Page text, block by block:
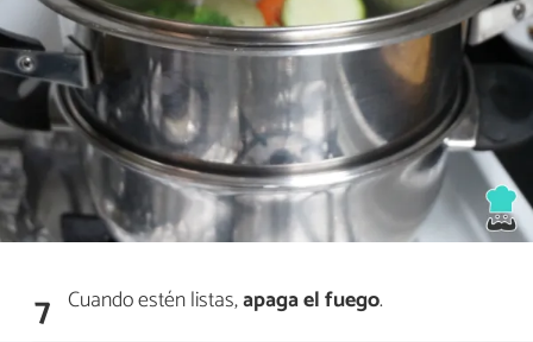
7 Cuando estén listas,apaga el fuego.